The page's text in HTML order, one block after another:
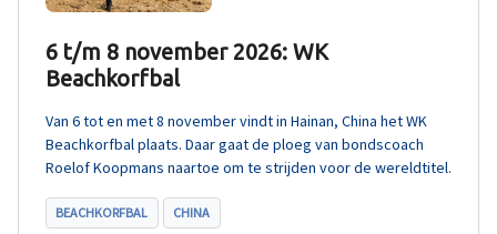
6 t/m 8 november 2026: WK
Beachkorfbal
Van 6 tot en met 8 november vindt in Hainan, China het WK
Beachkorfbal plaats. Daar gaat de ploeg van bondscoach
Roelof Koopmans naartoe om te strijden voor de wereldtitel.
BEACHKORFBAL CHINA